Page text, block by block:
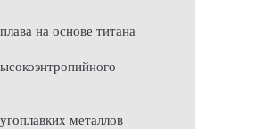
на основе титана
металлов